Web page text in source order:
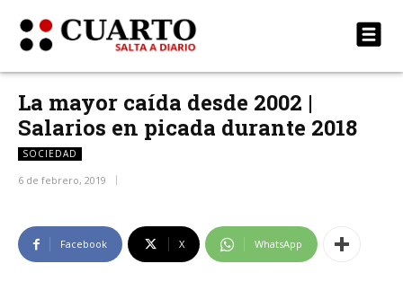
La mayor caída desde 2002 |
Salarios en picada durante 2018
SOCIEDAD
6 de febrero, 2019
Facebook X WhatsApp